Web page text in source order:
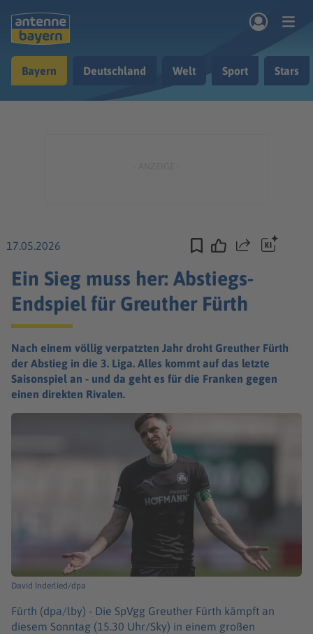
Musik & Radio
Bayern Deutschland Welt Sport Stars
17.05.2026 Teilen
Ein Sieg muss her: Abstiegs-
Endspiel für Greuther Fürth
Nach einem völlig verpatzten Jahr droht Greuther Fürth
der Abstieg in die 3. Liga. Alles kommt auf das letzte
Saisonspiel an - und da geht es für die Franken gegen
einen direkten Rivalen.
David Inderlied/dpa
Fürth (dpa/lby) - Die SpVgg Greuther Fürth kämpft an
diesem Sonntag (15.30 Uhr/Sky) in einem großen